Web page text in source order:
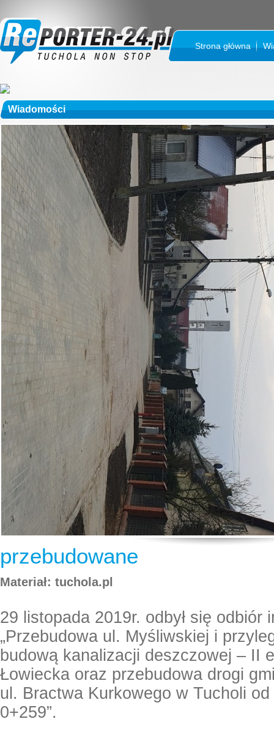
Strona główna
Wiadomości
przebudowane
Materiał: tuchola.pl
29 listopada 2019r. odbył się odbiór
„Przebudowa ul. Myśliwskiej i
budową kanalizacji deszczowej – II
Łowiecka oraz przebudowa drogi
ul. Bractwa Kurkowego w Tucholi
0+259”.